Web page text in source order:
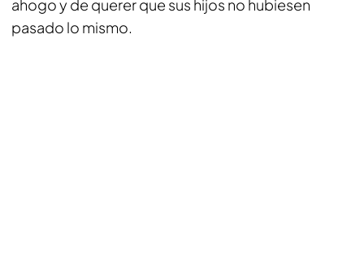
ahogo y de querer que sus hijos no hubiesen
pasado lo mismo.